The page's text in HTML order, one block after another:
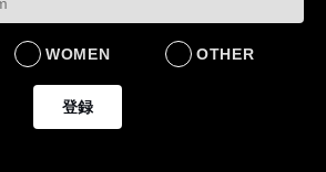
WOMEN OTHER
登録